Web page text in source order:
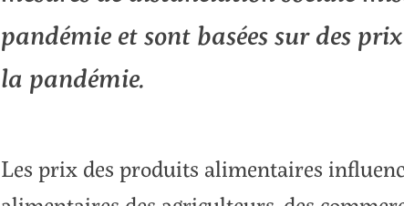
pandémie et sont basées sur des
la pandémie.
Les prix des produits alimentaires